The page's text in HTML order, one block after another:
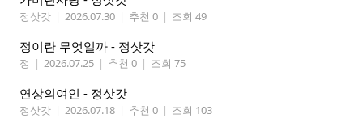
정삿갓 | 2026.07.30 | 추천 0 | 조회 49
정이란 무엇일까 - 정삿갓
정 | 2026.07.25 | 추천 0 | 조회 75
연상의여인 - 정삿갓
정삿갓 | 2026.07.18 | 추천 0 | 조회 103